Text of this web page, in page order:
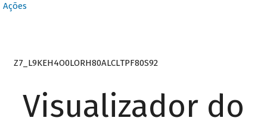
Ações
Z7_L9KEH4O0LORH80ALCLTPF80S92
Visualizador do